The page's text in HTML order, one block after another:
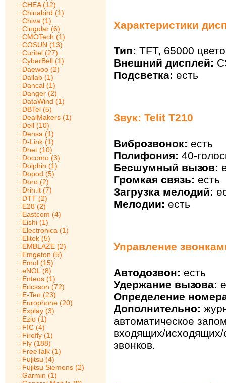
CHEA (12)
Chinabird (1)
Chiva (1)
Cingular (6)
CMOTech (1)
COSUN (13)
Curitel (27)
CyberBell (1)
Daewoo (2)
Dallab (1)
Dancal (1)
Danger (2)
DataWind (1)
DBTel (5)
DealMakers (1)
Dell (10)
Densa (1)
D-Link (1)
Dnet (10)
Docomo (3)
Dolphin (1)
Dopod (5)
Doro (2)
Drin.it (7)
DTT (2)
E28 (2)
Eastcom (4)
Eishi (1)
Electronica (1)
Elitek (5)
EMBLAZE (2)
Emgeton (5)
Emol (15)
eNOL (8)
Enteos (1)
Ericsson (72)
E-Ten (23)
Europhone (20)
Explay (3)
Ezio (1)
FIC (4)
Firefly (1)
Fly (188)
FreeTalk (1)
Fujitsu (4)
Fujitsu Siemens (2)
Garmin (1)
Характеристики
Тип: TFT, 65000
Внешний дисплей:
Подсветка: есть
Звук: Telit T210
Виброзвонок: есть
Полифония: 40-
Бесшумный вызов:
Громкая связь: есть
Загрузка мелодий:
Мелодии: есть
Управление
Автодозвон: есть
Удержание вызова:
Определение
Дополнительно:
автоматическое
входящих/исходящих/
звонков.